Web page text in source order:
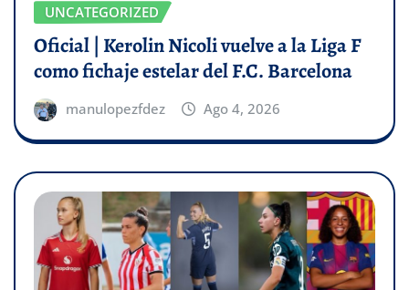
UNCATEGORIZED
Oficial | Kerolin Nicoli vuelve a la Liga F
como fichaje estelar del F.C. Barcelona
manulopezfdez Ago 4, 2026